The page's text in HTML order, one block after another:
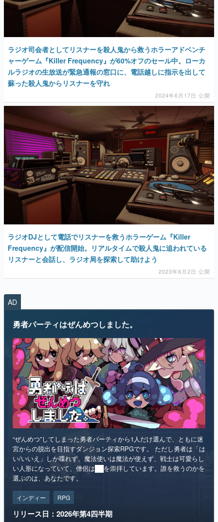
マンガ
女性向け
アプリレビュー
その他
電ファミニコゲーマーとは？
運営：株式会社マレ
ラジオ司会者としてリスナーを殺人鬼から救うホラーアドベンチ
ャーゲーム『Killer Frequency』が60%オフのセール中。ローカ
ルラジオの生放送が緊急通報の窓口に、電話越しに指示を出して
蘇った殺人鬼からリスナーを守れ
2024年6月17日 公開
ラジオDJとして電話でリスナーを救うホラーゲーム『Killer
Frequency』が配信開始。リアルタイムで殺人鬼に追われている
リスナーと会話し、ラジオ局を探索して助けよう
2023年6月2日 公開
AD
勇者パーティはぜんめつしました。
“ぜんめつ”してしまった勇者パーティから1人だけ選んで、ともに迷
宮からの脱出を目指すダンジョン探索RPGです。 ただし勇者は「は
い/いいえ」しか喋れず、魔法使いは魔法が使えず、戦士は可愛らし
い人形になっていて、僧侶は██を崇拝しています。誰を救うのかを
選ぶのは、あなたです。
インディー RPG
リリース日：2026年第4四半期